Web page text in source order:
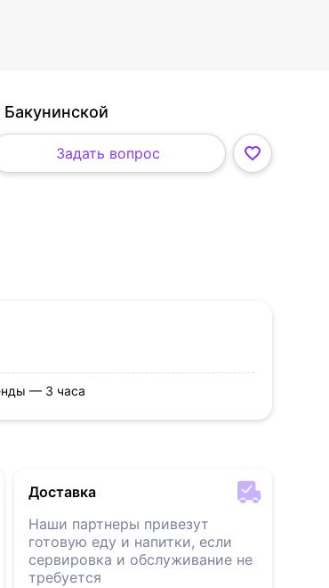
Задать вопрос
— 3 часа
Доставка
Наши партнеры привезут
готовую еду и напитки, если
сервировка и обслуживание не
требуется